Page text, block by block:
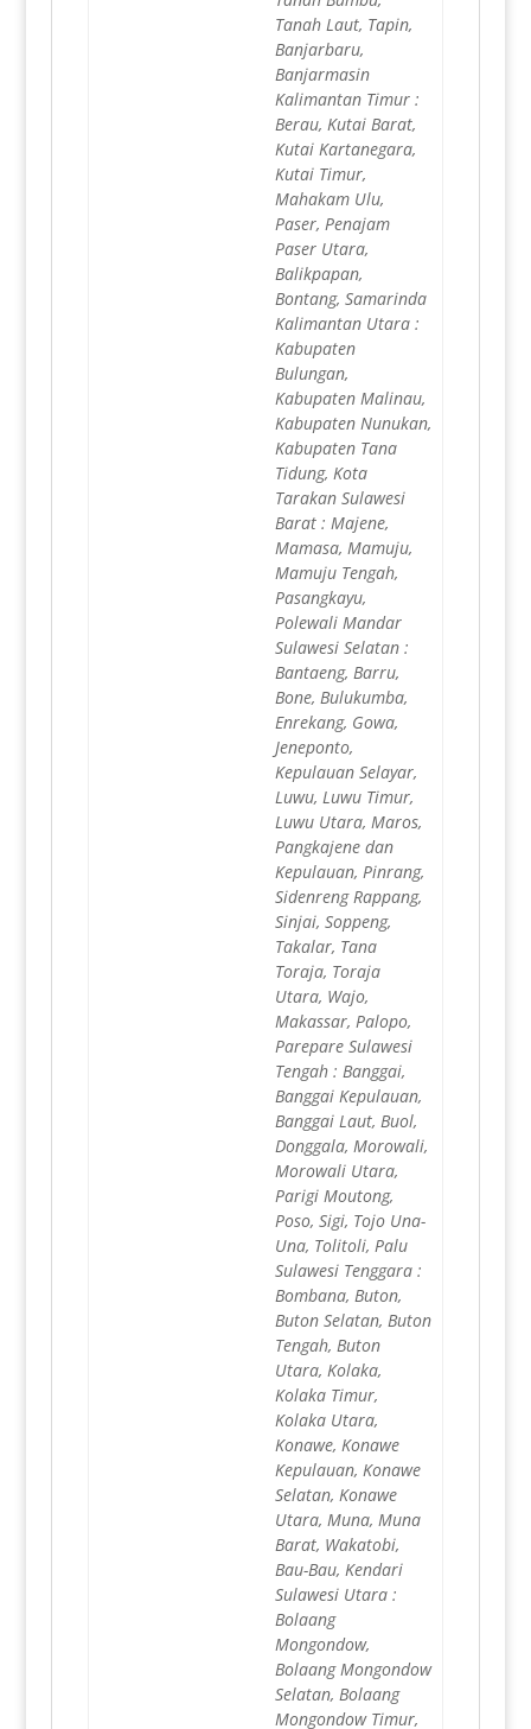
Tanah Laut, Tapin,
Banjarbaru,
Banjarmasin
Kalimantan Timur :
Berau, Kutai Barat,
Kutai Kartanegara,
Kutai Timur,
Mahakam Ulu,
Paser, Penajam
Paser Utara,
Balikpapan,
Bontang, Samarinda
Kalimantan Utara :
Kabupaten
Bulungan,
Kabupaten Malinau,
Kabupaten Nunukan,
Kabupaten Tana
Tidung, Kota
Tarakan Sulawesi
Barat : Majene,
Mamasa, Mamuju,
Mamuju Tengah,
Pasangkayu,
Polewali Mandar
Sulawesi Selatan :
Bantaeng, Barru,
Bone, Bulukumba,
Enrekang, Gowa,
Jeneponto,
Kepulauan Selayar,
Luwu, Luwu Timur,
Luwu Utara, Maros,
Pangkajene dan
Kepulauan, Pinrang,
Sidenreng Rappang,
Sinjai, Soppeng,
Takalar, Tana
Toraja, Toraja
Utara, Wajo,
Makassar, Palopo,
Parepare Sulawesi
Tengah : Banggai,
Banggai Kepulauan,
Banggai Laut, Buol,
Donggala, Morowali,
Morowali Utara,
Parigi Moutong,
Poso, Sigi, Tojo Una-
Una, Tolitoli, Palu
Sulawesi Tenggara :
Bombana, Buton,
Buton Selatan, Buton
Tengah, Buton
Utara, Kolaka,
Kolaka Timur,
Kolaka Utara,
Konawe, Konawe
Kepulauan, Konawe
Selatan, Konawe
Utara, Muna, Muna
Barat, Wakatobi,
Bau-Bau, Kendari
Sulawesi Utara :
Bolaang
Mongondow,
Bolaang Mongondow
Selatan, Bolaang
Mongondow Timur,